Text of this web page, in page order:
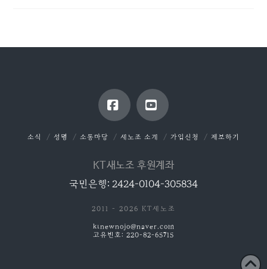
FacebookYouTube
소식 성명 소통마당 새노조 소개 가입신청 제보하기
KT새노조 후원계좌
국민은행: 2424-0104-305834
2011 - 2026 KT새노조
ktnewnojo@naver.com
고유번호: 220-82-65715